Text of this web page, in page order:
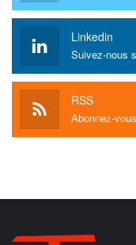
Linkedin
Suivez-nous
RSS
Abonnez-